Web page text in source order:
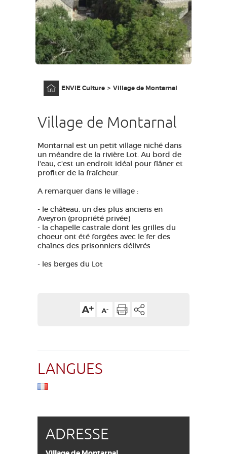
MA SÉLECTION
FR
ENVIE Culture Village de Montarnal
Village de Montarnal
Montarnal est un petit village niché dans
un méandre de la rivière Lot. Au bord de
l'eau, c'est un endroit idéal pour flâner et
profiter de la fraîcheur.
A remarquer dans le village :
- le château, un des plus anciens en
Aveyron (propriété privée)
- la chapelle castrale dont les grilles du
choeur ont été forgées avec le fer des
chaînes des prisonniers délivrés
- les berges du Lot
LANGUES
ADRESSE